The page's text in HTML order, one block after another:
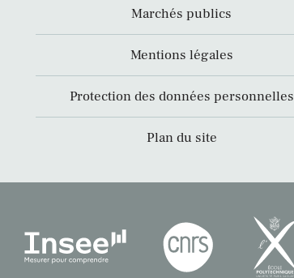
Marchés publics
Mentions légales
Protection des données personnelles
Plan du site